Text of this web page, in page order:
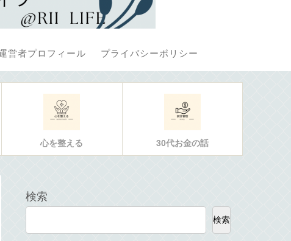
営者プロフィール プライバシーポリシー
心を整える 30代お金の話
検索
検索